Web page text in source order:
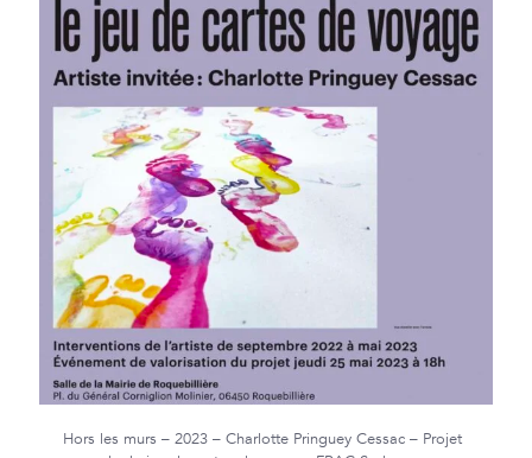
Hors les murs – 2023 – Charlotte Pringuey Cessac – Projet